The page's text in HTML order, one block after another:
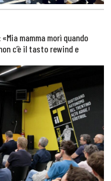
mamma morì quando
c’è il tasto rewind e